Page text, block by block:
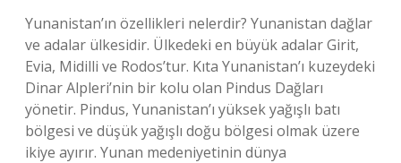
Yunanistan’ın özellikleri nelerdir? Yunanistan dağlar
ve adalar ülkesidir. Ülkedeki en büyük adalar Girit,
Evia, Midilli ve Rodos’tur. Kıta Yunanistan’ı kuzeydeki
Dinar Alpleri’nin bir kolu olan Pindus Dağları
yönetir. Pindus, Yunanistan’ı yüksek yağışlı batı
bölgesi ve düşük yağışlı doğu bölgesi olmak üzere
ikiye ayırır. Yunan medeniyetinin dünya